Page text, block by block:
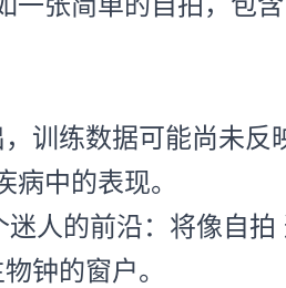
训练数据可能尚未
中的表现。
人的前沿：将像自拍
钟的窗户。